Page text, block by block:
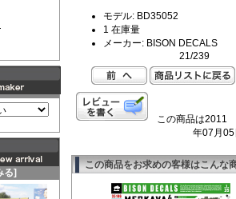
る]
モデル: BD35052
1 在庫量
メーカー: BISON DECALS
21/239
この商品は2011
年07月
この商品をお求めの客様はこんな